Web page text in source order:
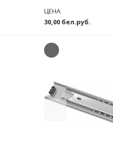
30,00 бел.руб.
ЦЕНА
Previous